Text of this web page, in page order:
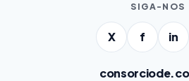
SIGA-NOS
X f in